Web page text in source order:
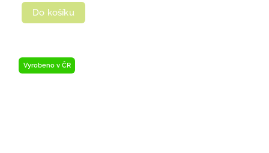
Do košíku
Vyrobeno v ČR